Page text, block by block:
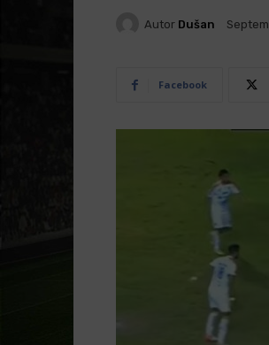
Autor Dušan
Facebook